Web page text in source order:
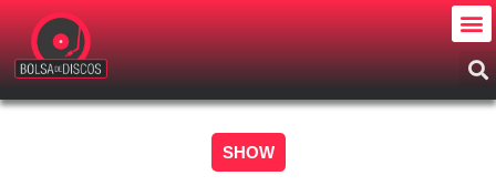
SHOW